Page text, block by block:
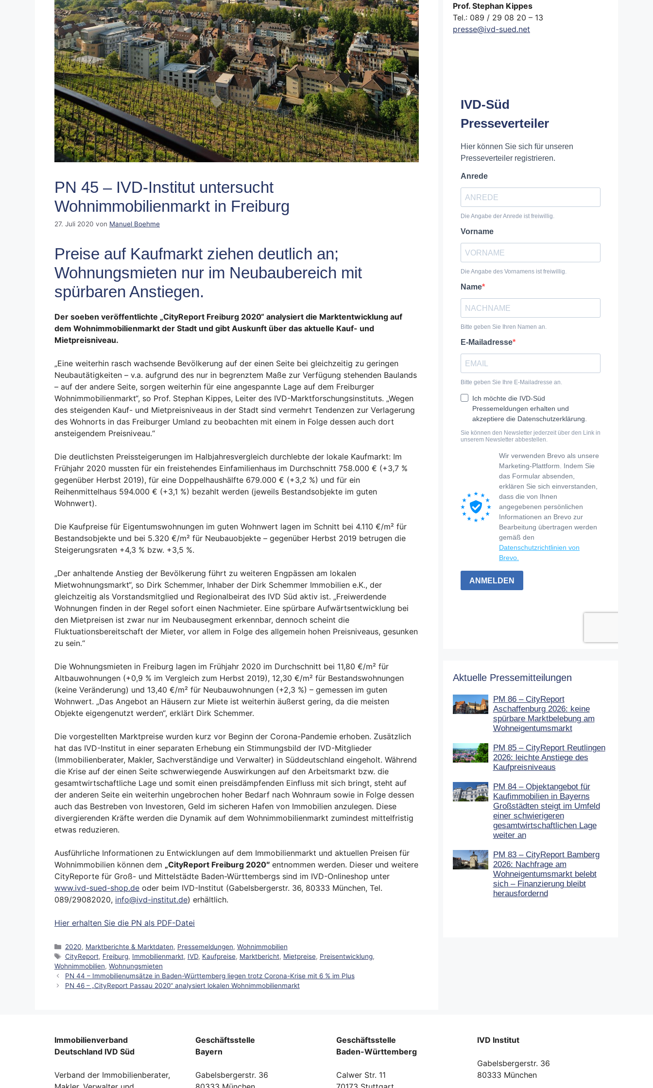
PN 45 – IVD-Institut untersucht
Wohnimmobilienmarkt in Freiburg
27. Juli 2020 von Manuel Boehme
Preise auf Kaufmarkt ziehen deutlich an;
Wohnungsmieten nur im Neubaubereich mit
spürbaren Anstiegen.
Der soeben veröffentlichte „CityReport Freiburg 2020“ analysiert die Marktentwicklung auf
dem Wohnimmobilienmarkt der Stadt und gibt Auskunft über das aktuelle Kauf- und
Mietpreisniveau.
„Eine weiterhin rasch wachsende Bevölkerung auf der einen Seite bei gleichzeitig zu geringen
Neubautätigkeiten – v.a. aufgrund des nur in begrenztem Maße zur Verfügung stehenden Baulands
– auf der andere Seite, sorgen weiterhin für eine angespannte Lage auf dem Freiburger
Wohnimmobilienmarkt“, so Prof. Stephan Kippes, Leiter des IVD-Marktforschungsinstituts. „Wegen
des steigenden Kauf- und Mietpreisniveaus in der Stadt sind vermehrt Tendenzen zur Verlagerung
des Wohnorts in das Freiburger Umland zu beobachten mit einem in Folge dessen auch dort
ansteigendem Preisniveau.“
Die deutlichsten Preissteigerungen im Halbjahresvergleich durchlebte der lokale Kaufmarkt: Im
Frühjahr 2020 mussten für ein freistehendes Einfamilienhaus im Durchschnitt 758.000 € (+3,7 %
gegenüber Herbst 2019), für eine Doppelhaushälfte 679.000 € (+3,2 %) und für ein
Reihenmittelhaus 594.000 € (+3,1 %) bezahlt werden (jeweils Bestandsobjekte im guten
Wohnwert).
Die Kaufpreise für Eigentumswohnungen im guten Wohnwert lagen im Schnitt bei 4.110 €/m² für
Bestandsobjekte und bei 5.320 €/m² für Neubauobjekte – gegenüber Herbst 2019 betrugen die
Steigerungsraten +4,3 % bzw. +3,5 %.
„Der anhaltende Anstieg der Bevölkerung führt zu weiteren Engpässen am lokalen
Mietwohnungsmarkt“, so Dirk Schemmer, Inhaber der Dirk Schemmer Immobilien e.K., der
gleichzeitig als Vorstandsmitglied und Regionalbeirat des IVD Süd aktiv ist. „Freiwerdende
Wohnungen finden in der Regel sofort einen Nachmieter. Eine spürbare Aufwärtsentwicklung bei
den Mietpreisen ist zwar nur im Neubausegment erkennbar, dennoch scheint die
Fluktuationsbereitschaft der Mieter, vor allem in Folge des allgemein hohen Preisniveaus, gesunken
zu sein.“
Die Wohnungsmieten in Freiburg lagen im Frühjahr 2020 im Durchschnitt bei 11,80 €/m² für
Altbauwohnungen (+0,9 % im Vergleich zum Herbst 2019), 12,30 €/m² für Bestandswohnungen
(keine Veränderung) und 13,40 €/m² für Neubauwohnungen (+2,3 %) – gemessen im guten
Wohnwert. „Das Angebot an Häusern zur Miete ist weiterhin äußerst gering, da die meisten
Objekte eigengenutzt werden“, erklärt Dirk Schemmer.
Die vorgestellten Marktpreise wurden kurz vor Beginn der Corona-Pandemie erhoben. Zusätzlich
hat das IVD-Institut in einer separaten Erhebung ein Stimmungsbild der IVD-Mitglieder
(Immobilienberater, Makler, Sachverständige und Verwalter) in Süddeutschland eingeholt. Während
die Krise auf der einen Seite schwerwiegende Auswirkungen auf den Arbeitsmarkt bzw. die
gesamtwirtschaftliche Lage und somit einen preisdämpfenden Einfluss mit sich bringt, steht auf
der anderen Seite ein weiterhin ungebrochen hoher Bedarf nach Wohnraum sowie in Folge dessen
auch das Bestreben von Investoren, Geld im sicheren Hafen von Immobilien anzulegen. Diese
divergierenden Kräfte werden die Dynamik auf dem Wohnimmobilienmarkt zumindest mittelfristig
etwas reduzieren.
Ausführliche Informationen zu Entwicklungen auf dem Immobilienmarkt und aktuellen Preisen für
Wohnimmobilien können dem „CityReport Freiburg 2020″ entnommen werden. Dieser und weitere
CityReporte für Groß- und Mittelstädte Baden-Württembergs sind im IVD-Onlineshop unter
www.ivd-sued-shop.de oder beim IVD-Institut (Gabelsbergerstr. 36, 80333 München, Tel.
089/29082020, info@ivd-institut.de) erhältlich.
Hier erhalten Sie die PN als PDF-Datei
Kategorien
2020, Marktberichte & Marktdaten, Pressemeldungen, Wohnimmobilien
Schlagwörter
CityReport, Freiburg, Immobilienmarkt, IVD, Kaufpreise, Marktbericht, Mietpreise, Preisentwicklung,
Wohnimmobilien, Wohnungsmieten
PN 44 – Immobilienumsätze in Baden-Württemberg liegen trotz Corona-Krise mit 6 % im Plus
PN 46 – „CityReport Passau 2020“ analysiert lokalen Wohnimmobilienmarkt
Prof. Stephan Kippes
Tel.: 089 / 29 08 20 – 13
presse@ivd-sued.net
Aktuelle Pressemitteilungen
PM 86 – CityReport
Aschaffenburg 2026: keine
spürbare Marktbelebung am
Wohneigentumsmarkt
PM 85 – CityReport Reutlingen
2026: leichte Anstiege des
Kaufpreisniveaus
PM 84 – Objektangebot für
Kaufimmobilien in Bayerns
Großstädten steigt im Umfeld
einer schwierigeren
gesamtwirtschaftlichen Lage
weiter an
PM 83 – CityReport Bamberg
2026: Nachfrage am
Wohneigentumsmarkt belebt
sich – Finanzierung bleibt
herausfordernd
Immobilienverband
Deutschland IVD Süd
Verband der Immobilienberater,
Geschäftsstelle
Bayern
Gabelsbergerstr. 36
Geschäftsstelle
Baden-Württemberg
Calwer Str. 11
IVD Institut
Gabelsbergerstr. 36
80333 München